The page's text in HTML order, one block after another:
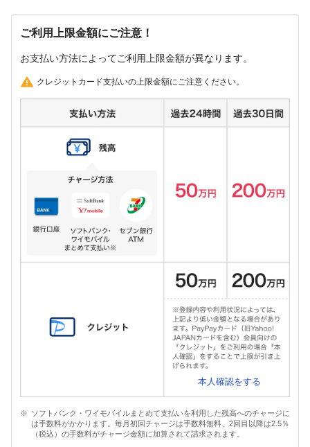
ご利用上限金額にご注意！
お支払い方法によってご利用上限金額が異なります。
クレジットカード支払いの上限金額にご注意ください。
本人確認をする
ソフトバンク・ワイモバイルまとめて支払いを利用した残高へのチャージに
は手数料がかかります。毎月初回チャージは手数料無料、2回目以降は2.5％
（税込）の手数料がチャージ金額に加算されて請求されます。